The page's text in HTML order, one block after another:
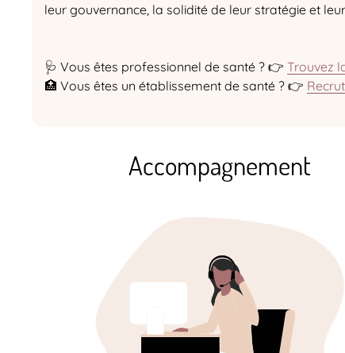
leur gouvernance, la solidité de leur stratégie et
🩺 Vous êtes professionnel de santé ? 👉 Trouvez
🏥 Vous êtes un établissement de santé ? 👉
Accompagnement